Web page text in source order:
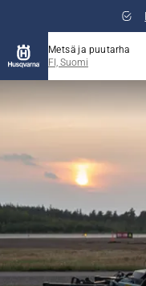
Metsä ja puutarha
FI, Suomi